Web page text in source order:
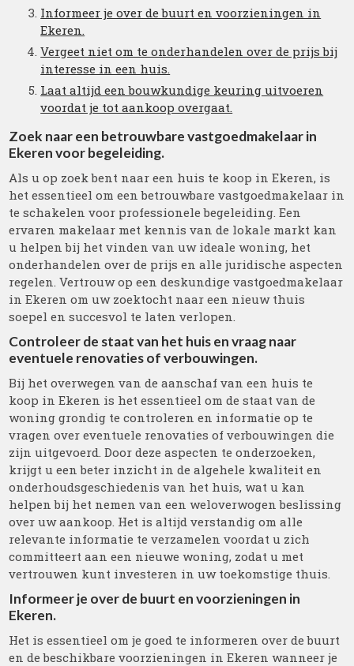
Informeer je over de buurt en voorzieningen in
Ekeren.
Vergeet niet om te onderhandelen over de prijs bij
interesse in een huis.
Laat altijd een bouwkundige keuring uitvoeren
voordat je tot aankoop overgaat.
Zoek naar een betrouwbare vastgoedmakelaar in
Ekeren voor begeleiding.
Als u op zoek bent naar een huis te koop in Ekeren, is
het essentieel om een betrouwbare vastgoedmakelaar in
te schakelen voor professionele begeleiding. Een
ervaren makelaar met kennis van de lokale markt kan
u helpen bij het vinden van uw ideale woning, het
onderhandelen over de prijs en alle juridische aspecten
regelen. Vertrouw op een deskundige vastgoedmakelaar
in Ekeren om uw zoektocht naar een nieuw thuis
soepel en succesvol te laten verlopen.
Controleer de staat van het huis en vraag naar
eventuele renovaties of verbouwingen.
Bij het overwegen van de aanschaf van een huis te
koop in Ekeren is het essentieel om de staat van de
woning grondig te controleren en informatie op te
vragen over eventuele renovaties of verbouwingen die
zijn uitgevoerd. Door deze aspecten te onderzoeken,
krijgt u een beter inzicht in de algehele kwaliteit en
onderhoudsgeschiedenis van het huis, wat u kan
helpen bij het nemen van een weloverwogen beslissing
over uw aankoop. Het is altijd verstandig om alle
relevante informatie te verzamelen voordat u zich
committeert aan een nieuwe woning, zodat u met
vertrouwen kunt investeren in uw toekomstige thuis.
Informeer je over de buurt en voorzieningen in
Ekeren.
Het is essentieel om je goed te informeren over de buurt
en de beschikbare voorzieningen in Ekeren wanneer je